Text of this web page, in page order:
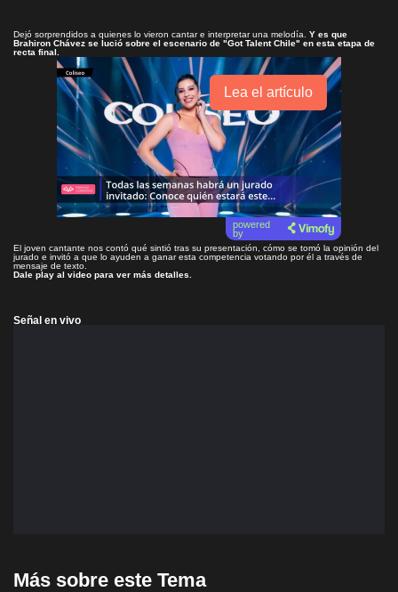
Dejó sorprendidos a quienes lo vieron cantar e interpretar una melodía. Y es que
Brahiron Chávez se lució sobre el escenario de "Got Talent Chile" en esta etapa de
recta final.
Lea el artículo
powered
by
El joven cantante nos contó qué sintió tras su presentación, cómo se tomó la opinión del
jurado e invitó a que lo ayuden a ganar esta competencia votando por él a través de
mensaje de texto.
Dale play al video para ver más detalles.
Señal en vivo
Más sobre este Tema